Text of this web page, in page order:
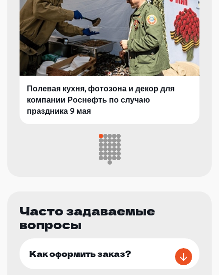
Полевая кухня, фотозона и декор для
компании Роснефть по случаю
праздника 9 мая
Часто задаваемые
вопросы
Как оформить заказ?